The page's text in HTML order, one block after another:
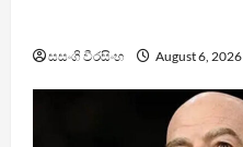
සසංගි වීරසිංහ August 6, 2026